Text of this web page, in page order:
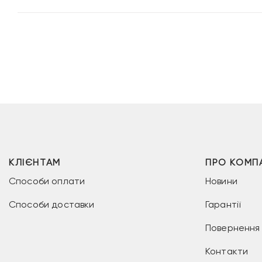
КЛІЄНТАМ
Способи оплати
Способи доставки
ПРО
Новини
Гарантії
Повернення
Контакти